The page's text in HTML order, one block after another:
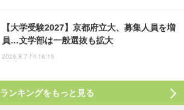
【大学受験2027】京都府立大、募集人員を増
員…文学部は一般選抜も拡大
2026.8.7 Fri 16:15
ランキングをもっと見る